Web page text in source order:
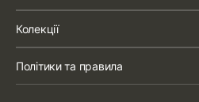
Колекції
Політики та правила